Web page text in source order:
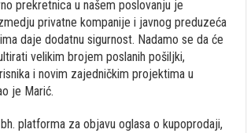
prekretnica u našem poslovanju je
privatne kompanije i javnog preduzeća
daje dodatnu sigurnost. Nadamo se da će
velikim brojem poslanih pošiljki,
i novim zajedničkim projektima u
je Marić.
platforma za objavu oglasa o kupoprodaji,